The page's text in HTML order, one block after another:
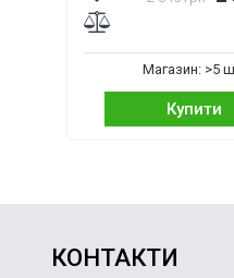
Магазин: >5
Купити
КОНТАКТИ